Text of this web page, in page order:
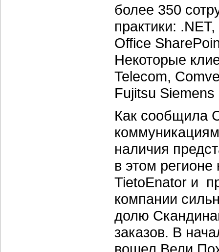
более 350
практики:
Office
Некоторые
Telecom,
Fujitsu
Как сообщила
наличия
в этом регионе
TietoEnator и
компании
долю
заказов. В